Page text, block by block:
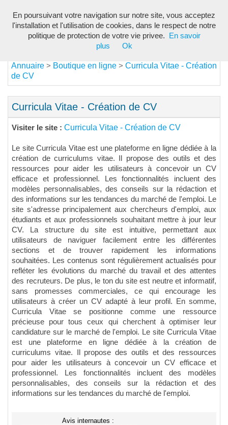
Annuaire > Boutique en ligne > Curricula Vitae - Création
de CV
Curricula Vitae - Création de CV
Visiter le site : Curricula Vitae - Création de CV
Le site Curricula Vitae est une plateforme en ligne dédiée à la
création de curriculums vitae. Il propose des outils et des
ressources pour aider les utilisateurs à concevoir un CV
efficace et professionnel. Les fonctionnalités incluent des
modèles personnalisables, des conseils sur la rédaction et
des informations sur les tendances du marché de l'emploi. Le
site s'adresse principalement aux chercheurs d'emploi, aux
étudiants et aux professionnels souhaitant mettre à jour leur
CV. La structure du site est intuitive, permettant aux
utilisateurs de naviguer facilement entre les différentes
sections et de trouver rapidement les informations
souhaitées. Les contenus sont régulièrement actualisés pour
refléter les évolutions du marché du travail et des attentes
des recruteurs. De plus, le ton du site est neutre et informatif,
sans promesses commerciales, ce qui encourage les
utilisateurs à créer un CV adapté à leur profil. En somme,
Curricula Vitae se positionne comme une ressource
précieuse pour tous ceux qui cherchent à optimiser leur
candidature sur le marché de l'emploi. Le site Curricula Vitae
est une plateforme en ligne dédiée à la création de
curriculums vitae. Il propose des outils et des ressources
pour aider les utilisateurs à concevoir un CV efficace et
professionnel. Les fonctionnalités incluent des modèles
personnalisables, des conseils sur la rédaction et des
informations sur les tendances du marché de l'emploi.
Avis internautes :
En poursuivant votre navigation sur notre site, vous acceptez
l'installation et l'utilisation de cookies, dans le respect de notre
politique de protection de votre vie privee.
En savoir
plus
Ok